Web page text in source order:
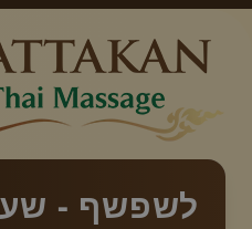
לשפשף -